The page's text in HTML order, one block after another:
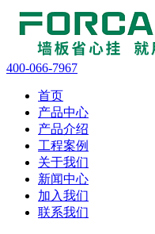
400-066-7967
首页
产品中心
产品介绍
工程案例
关于我们
新闻中心
加入我们
联系我们